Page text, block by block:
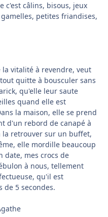
c'est câlins, bisous, jeux
petites friandises,
la vitalité à revendre, veut
quitte à bousculer sans
qu'elle leur saute
quand elle est
la maison, elle se prend
d'un rebord de canapé à
la retrouver sur un buffet,
elle mordille beaucoup
date, mes crocs de
à nous, tellement
qu'il est
5 secondes.